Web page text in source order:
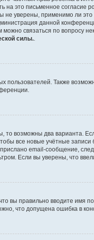
это письменное согласие
уверены, применимо ли
данной
связаться по вопросу
силы.
Также
возможны два варианта.
все новые учётные
email-сообщение,
Если вы уверены, что
вы правильно вводите
что допущена ошибка в